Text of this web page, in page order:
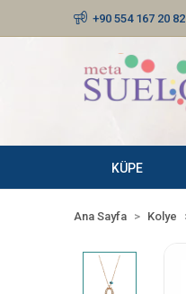
+90 554 167 20 82
KÜPE
Ana Sayfa Kolye